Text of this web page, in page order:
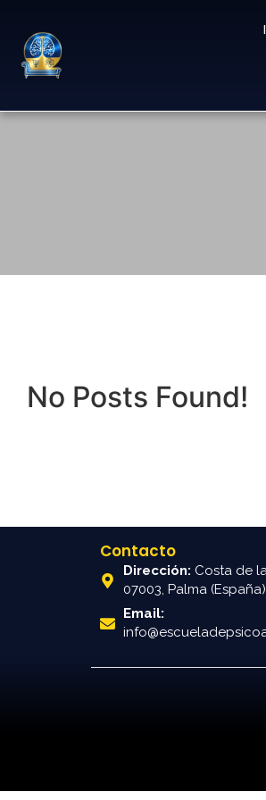
No Posts Found!
Contacto
Dirección: Costa de
07003, Palma (España)
Email: